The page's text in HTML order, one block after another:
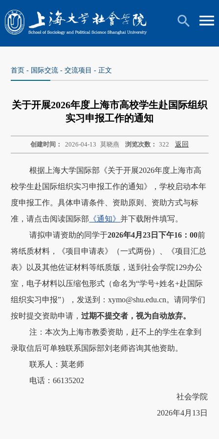
首页 - 国际交流 -交流项目 - 正文
关于开展2026年度上海市高校学生赴国际组织
实习申报工作的通知
创建时间： 2026-04-13 莫晓燕 浏览次数： 322 返回
根据上海大学国际部《关于开展2026年度上海市高
校学生赴国际组织实习申报工作的通知》，学校启动本年
度申报工作。具体申请条件、资助原则、资助方式与标
准，请点击阅读国际部 《通知》并下载附件填写。
请拟申请资助的同学于2026年4月23日下午16：00前
将纸质材料，《项目申请表》（一式两份）、《项目汇总
表》以及其他佐证材料等纸质版，送到社会学院129办公
室，电子材料以压缩包形式（命名为“学号+姓名+赴国际
组织实习申报”），发送到：xymo@shu.edu.cn。请同学们
按时提交资助申请，过期不提交者，视为自动放弃。
注：本次为上海市教委资助，赶不上的学生在拿到
录取信后可单独联系国际部刘老师咨询其他资助。
联系人：莫老师
电话：66135202
社会学院
2026年4月13日